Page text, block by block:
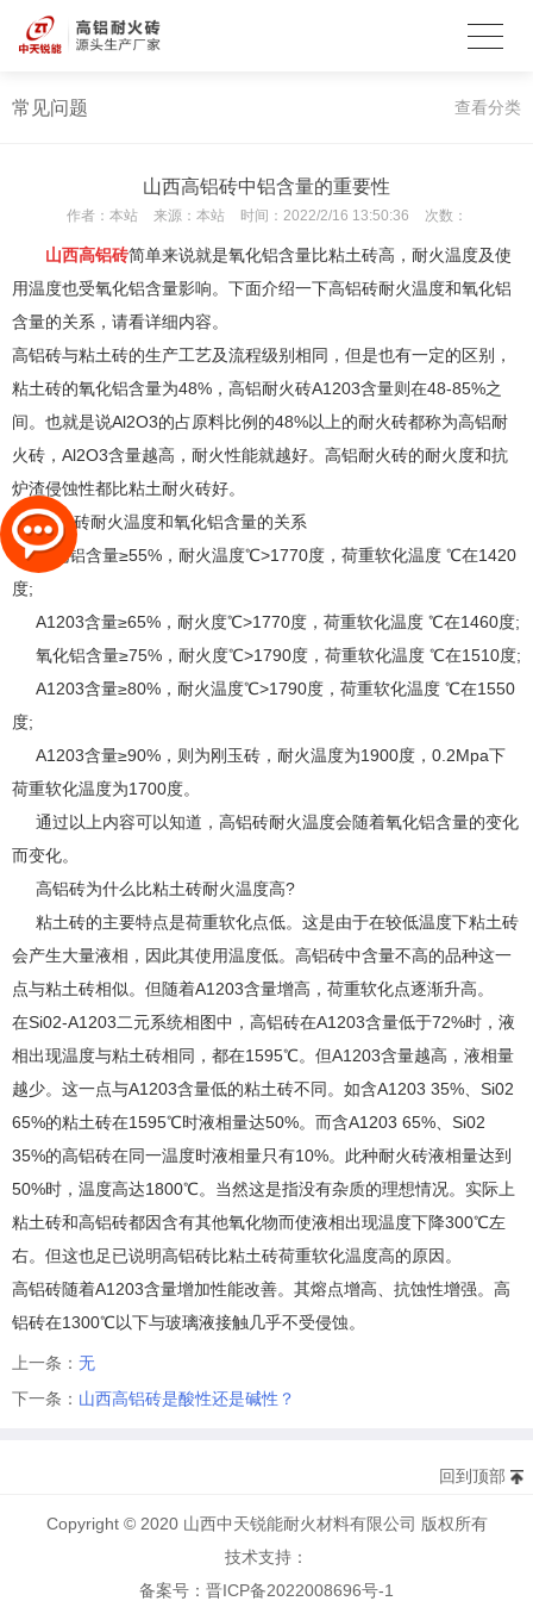
常见问题 查看分类
山西高铝砖中铝含量的重要性
作者： 本站 来源： 本站 时间： 2022/2/16 13:50:36 次数：
山西高铝砖简单来说就是氧化铝含量比粘土砖高，耐火温度及使
用温度也受氧化铝含量影响。下面介绍一下高铝砖耐火温度和氧化铝
含量的关系，请看详细内容。
高铝砖与粘土砖的生产工艺及流程级别相同，但是也有一定的区别，
粘土砖的氧化铝含量为48%，高铝耐火砖A1203含量则在48-85%之
间。也就是说Al2O3的占原料比例的48%以上的耐火砖都称为高铝耐
火砖，Al2O3含量越高，耐火性能就越好。高铝耐火砖的耐火度和抗
炉渣侵蚀性都比粘土耐火砖好。
高铝砖耐火温度和氧化铝含量的关系
氧化铝含量≥55%，耐火温度℃>1770度，荷重软化温度 ℃在1420
度;
A1203含量≥65%，耐火度℃>1770度，荷重软化温度 ℃在1460度;
氧化铝含量≥75%，耐火度℃>1790度，荷重软化温度 ℃在1510度;
A1203含量≥80%，耐火温度℃>1790度，荷重软化温度 ℃在1550
度;
A1203含量≥90%，则为刚玉砖，耐火温度为1900度，0.2Mpa下
荷重软化温度为1700度。
通过以上内容可以知道，高铝砖耐火温度会随着氧化铝含量的变化
而变化。
高铝砖为什么比粘土砖耐火温度高?
粘土砖的主要特点是荷重软化点低。这是由于在较低温度下粘土砖
会产生大量液相，因此其使用温度低。高铝砖中含量不高的品种这一
点与粘土砖相似。但随着A1203含量增高，荷重软化点逐渐升高。
在Si02-A1203二元系统相图中，高铝砖在A1203含量低于72%时，液
相出现温度与粘土砖相同，都在1595℃。但A1203含量越高，液相量
越少。这一点与A1203含量低的粘土砖不同。如含A1203 35%、Si02
65%的粘土砖在1595℃时液相量达50%。而含A1203 65%、Si02
35%的高铝砖在同一温度时液相量只有10%。此种耐火砖液相量达到
50%时，温度高达1800℃。当然这是指没有杂质的理想情况。实际上
粘土砖和高铝砖都因含有其他氧化物而使液相出现温度下降300℃左
右。但这也足已说明高铝砖比粘土砖荷重软化温度高的原因。
高铝砖随着A1203含量增加性能改善。其熔点增高、抗蚀性增强。高
铝砖在1300℃以下与玻璃液接触几乎不受侵蚀。
上一条： 无
下一条： 山西高铝砖是酸性还是碱性？
回到顶部
Copyright © 2020 山西中天锐能耐火材料有限公司 版权所有
技术支持：
备案号：晋ICP备2022008696号-1